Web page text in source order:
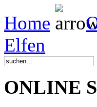
Home
Elfen
ONLINE